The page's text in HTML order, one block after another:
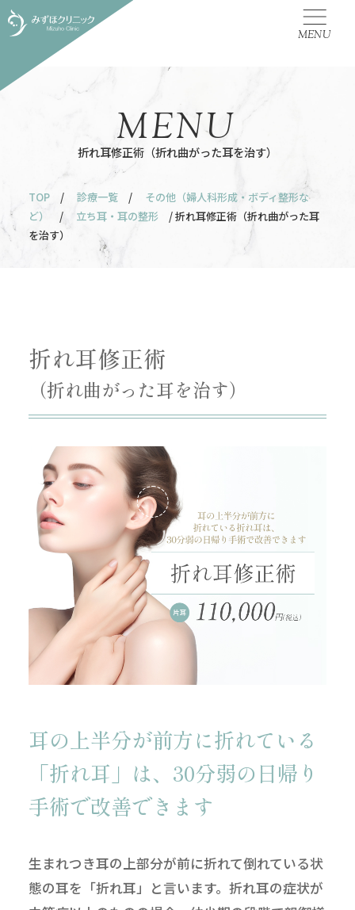
MENU
折れ耳修正術（折れ曲がった耳を治す）
MENU
TOP / 診療一覧 /
その他（婦人科形成・ボディ整形な
ど）
/ 立ち耳・耳の整形
/ 折れ耳修正術（折れ曲がった耳
を治す）
折れ耳修正術
（折れ曲がった耳を治す）
耳の上半分が前方に折れている
「折れ耳」は、 30分弱の日帰り
手術で改善できます
生まれつき耳の上部分が前に折れて倒れている状
態の耳を「折れ耳」と言います。折れ耳の症状が